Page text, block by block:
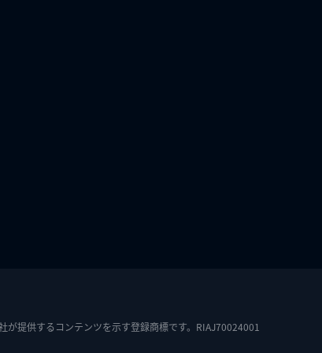
が提供するコンテンツを示す登録商標です。RIAJ70024001